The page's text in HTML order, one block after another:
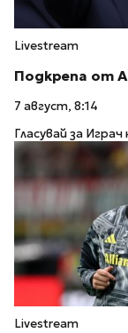
Livestream
Подкрепа от
7 август, 8:14
Гласувай за
Livestream